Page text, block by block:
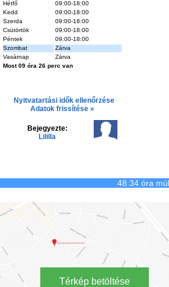
Hétfő
09:00-18:00
Kedd
09:00-18:00
Szerda
09:00-18:00
Csütörtök
09:00-18:00
Péntek
09:00-18:00
Szombat
Zárva
Vasárnap
Zárva
Most 09 óra 26 perc van
Nyitvatartási idők ellenőrzése
Adatok frissítése »
Bejegyezte:
Lililla
48:34 óra
Térkép betöltése